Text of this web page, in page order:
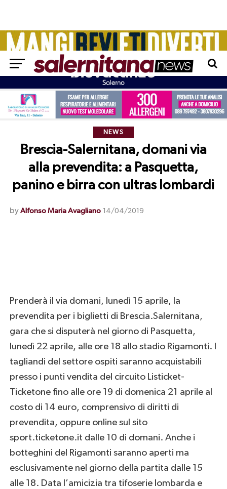
NEWS
Brescia-Salernitana, domani via
alla prevendita: a Pasquetta,
panino e birra con ultras lombardi
by Alfonso Maria Avagliano 14/04/2019
Prenderà il via domani, lunedì 15 aprile, la
prevendita per i biglietti di Brescia.Salernitana,
gara che si disputerà nel giorno di Pasquetta,
lunedì 22 aprile, alle ore 18 allo stadio Rigamonti. I
tagliandi del settore ospiti saranno acquistabili
presso i punti vendita del circuito Listicket-
Ticketone fino alle ore 19 di domenica 21 aprile al
costo di 14 euro, comprensivo di diritti di
prevendita, oppure online sul sito
sport.ticketone.it dalle 10 di domani. Anche i
botteghini del Rigamonti saranno aperti ma
esclusivamente nel giorno della partita dalle 15
alle 18. Data l’amicizia tra tifoserie lombarda e